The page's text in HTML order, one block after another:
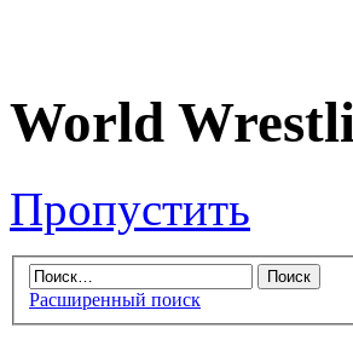
World
Пропустить
Расширенный поиск